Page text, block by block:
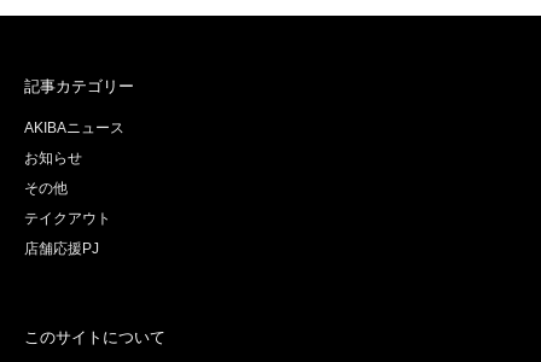
記事カテゴリー
AKIBAニュース
お知らせ
その他
テイクアウト
店舗応援PJ
このサイトについて